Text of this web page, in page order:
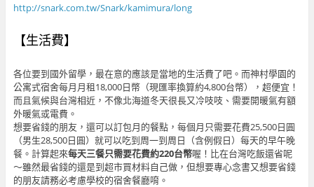
http://snark.com.tw/Snark/kamimura/long
【生活費】
各位要到國外留學，最在意的應該是當地的生活費了吧。而神村學園的
公寓式宿舍每月月租18,000日幣（現匯率換算約4,800台幣），超便宜！
而且氣候與台灣相近，不像北海道冬天很長又冷吱吱、需要開暖氣有額
外暖氣或電費。
想要省錢的朋友，還可以訂包月的餐點，每個月只需要花費25,500日圓
（男生28,500日圓）就可以吃到周一到周日（含例假日）每天的早午晚
餐。計算起來每天三餐只需要花費約220台幣喔！比在台灣吃飯還省呢
～雖然最省錢的還是到超市買材料自己做，但想要專心念書又想要省錢
的朋友請務必考慮學校的宿舍餐廳唷。